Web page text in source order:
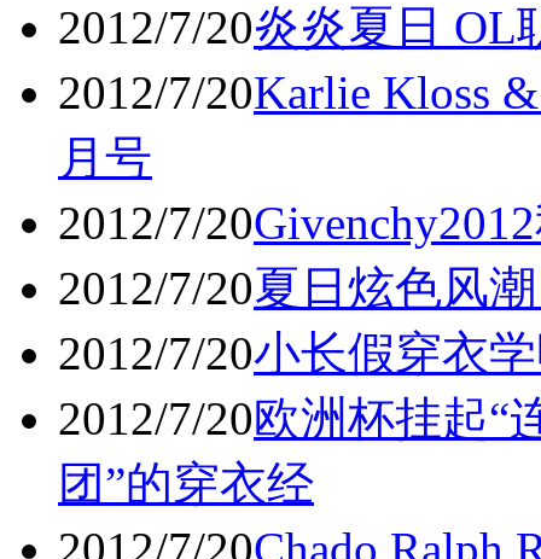
2012/7/20炎炎夏日 OL
2012/7/20Karlie Kloss
月号
2012/7/20
2012/7/20夏日炫色风
2012/7/20小长假穿衣
2012/7/20欧洲杯挂起“
团”的穿衣经